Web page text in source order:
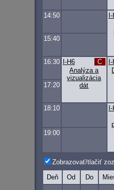
14:50 I-
15:40
16:30
Analýza a
vizualizácia
dát
I-H6
C
I-
17:20
18:10 I-
19:00
Zobrazovať/tlačiť
Deň Od Do